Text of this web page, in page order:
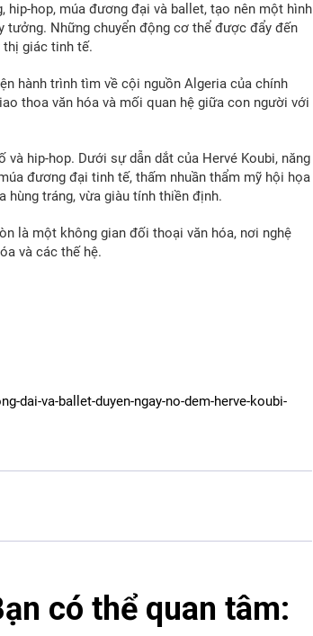
hip-hop, múa đương đại và ballet, tạo nên một hình
tưởng. Những chuyển động cơ thể được đẩy đến
giác tinh tế.
hành trình tìm về cội nguồn Algeria của chính
thoa văn hóa và mối quan hệ giữa con người với
hip-hop. Dưới sự dẫn dắt của Hervé Koubi, năng
đương đại tinh tế, thấm nhuần thẩm mỹ hội họa
hùng tráng, vừa giàu tính thiền định.
là một không gian đối thoại văn hóa, nơi nghệ
và các thế hệ.
dai-va-ballet-duyen-ngay-no-dem-herve-koubi-
có thể quan tâm: